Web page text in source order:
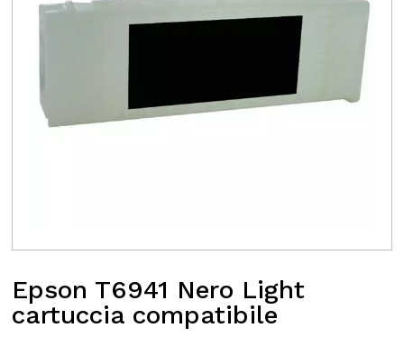
Epson T6941 Nero Light
cartuccia compatibile